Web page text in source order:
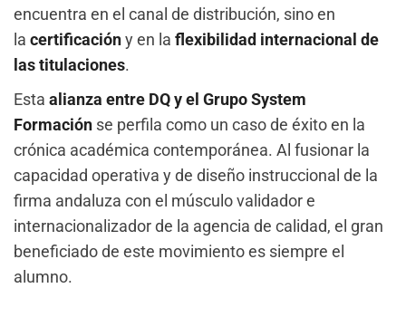
encuentra en el canal de distribución, sino en
la certificacióny en la flexibilidad internacional de
las titulaciones.
Esta alianza entre DQ y el Grupo System
Formación se perfila como un caso de éxito en la
crónica académica contemporánea. Al fusionar la
capacidad operativa y de diseño instruccional de la
firma andaluza con el músculo validador e
internacionalizador de la agencia de calidad, el gran
beneficiado de este movimiento es siempre el
alumno.